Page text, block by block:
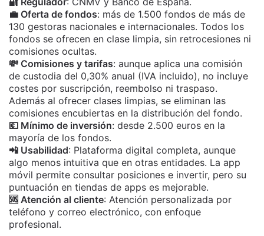
💼 Oferta de fondos: más de 1.500 fondos de más de
130 gestoras nacionales e internacionales. Todos los
fondos se ofrecen en clase limpia, sin retrocesiones ni
comisiones ocultas.
💸 Comisiones y tarifas: aunque aplica una comisión
de custodia del 0,30% anual (IVA incluido), no incluye
costes por suscripción, reembolso ni traspaso.
Además al ofrecer clases limpias, se eliminan las
comisiones encubiertas en la distribución del fondo.
💶 Mínimo de inversión: desde 2.500 euros en la
mayoría de los fondos.
📲 Usabilidad: Plataforma digital completa, aunque
algo menos intuitiva que en otras entidades. La app
móvil permite consultar posiciones e invertir, pero su
puntuación en tiendas de apps es mejorable.
🆘 Atención al cliente: Atención personalizada por
teléfono y correo electrónico, con enfoque
profesional.